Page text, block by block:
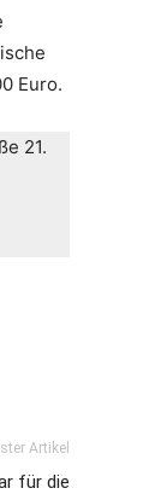
Euro.
21.
Artikel
für die